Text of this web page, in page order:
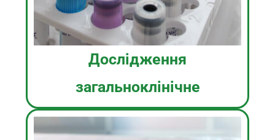
Дослідження
загальноклінічне